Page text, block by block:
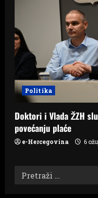
Politika
Doktori i Vlada ŽZH
povećanju plaće
e-Hercegovina 6
Pretraži: